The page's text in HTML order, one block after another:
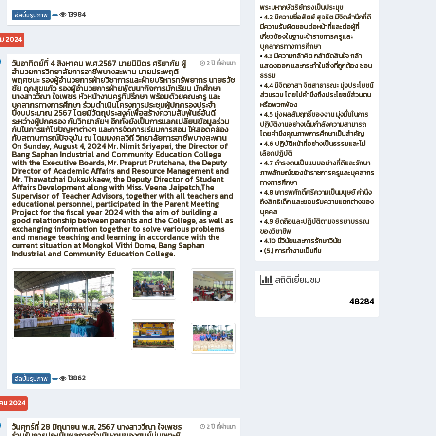
อัลบั้มรูปภาพ 13984
2024
2 ปี ที่ผ่านมา
วันอาทิตย์ที่ 4 สิงหาคม พ.ศ.2567 นายนิมิตร ศรียาภัย ผู้
อำนวยการวิทยาลัยการอาชีพบางสะพาน นายประพฤติ
พฤศชนะ รองผู้อำนวยการฝ่ายวิชาการและฝ่ายบริหารทรัพยากร นายธวัช
ชัย ดุกสุขแก้ว รองผู้อำนวยการฝ่ายพัฒนากิจการนักเรียน นักศึกษา
นางสาววีณา ใจเพชร หัวหน้างานครูที่ปรึกษา พร้อมด้วยคณะครู และ
บุคลากรทางการศึกษา ร่วมดำเนินโครงการประชุมผู้ปกครองประจำ
ปีงบประมาณ 2567 โดยมีวัตถุประสงค์เพื่อสร้างความสัมพันธ์อันดี
ระหว่างผู้ปกครอง กับวิทยาลัยฯ อีกทั้งยังเป็นการแลกเปลี่ยนข้อมูลร่วม
กันในการแก้ไขปัญหาต่างๆ และการจัดการเรียนการสอน ให้สอดคล้อง
กับสถานการณ์ปัจจุบัน ณ โดมมงคลวิถี วิทยาลัยการอาชีพบางสะพาน
On Sunday, August 4, 2024 Mr. Nimit Sriyapai, the Director of
Bang Saphan Industrial and Community Education College
with the Executive Boards, Mr. Praprut Prutchana, the Deputy
Director of Academic Affairs and Resource Management and
Mr. Thawatchai Duksukkaew, the Deputy Director of Student
Affairs Development along with Miss. Veena Jaipetch,The
Supervisor of Teacher Advisors, together with all teachers and
educational personnel, participated in the Parent Meeting
Project for the fiscal year 2024 with the aim of building a
good relationship between parents and the College, as well as
exchanging information together to solve various problems
and manage teaching and learning in accordance with the
current situation at Mongkol Vithi Dome, Bang Saphan
Industrial and Community Education College.
อัลบั้มรูปภาพ 13862
ม 2024
2 ปี ที่ผ่านมา
วันศุกร์ที่ 28 มิถุนายน พ.ศ. 2567 นางสาววีณา ใจเพชร
พระมหากษัตริย์ทรงเป็นประมุข
•4.2 มีความซื่อสัตย์ สุจริต มีจิตสำนึกที่ดี
มีความรับผิดชอบต่อหน้าที่และต่อผู้ที่
เกี่ยวข้องในฐานะข้าราชการครูและ
บุคลากรทางการศึกษา
•4.3 มีความกล้าคิด กล้าตัดสินใจ กล้า
แสดงออก และกระทำในสิ่งที่ถูกต้อง ชอบ
ธรรม
•4.4 มีจิตอาสา จิตสาธารณะ มุ่งประโยชน์
ส่วนรวม โดยไม่คำนึงถึงประโยชน์ส่วนตน
หรือพวกพ้อง
•4.5 มุ่งผลสัมฤทธิ์ของงาน มุ่งมั่นในการ
ปฏิบัติงานอย่างเต็มกำลังความสามารถ
โดยคำนึงคุณภาพการศึกษาเป็นสำคัญ
•4.6 ปฏิบัติหน้าที่อย่างเป็นธรรมและไม่
เลือกปฏิบัติ
•4.7 ดำรงตนเป็นแบบอย่างที่ดีและรักษา
ภาพลักษณ์ของข้าราชการครูและบุคลากร
ทางการศึกษา
•4.8 เคารพศักดิ์ศรีความเป็นมนุษย์ คำนึง
ถึงสิทธิเด็ก และยอมรับความแตกต่างของ
บุคคล
•4.9 ยึดถือและปฏิบัติตามจรรยาบรรณ
ของวิชาชีพ
•4.10 มีวินัยและการรักษาวินัย
•(5.) การทำงานเป็นทีม
สถิติเยี่ยมชม
48284